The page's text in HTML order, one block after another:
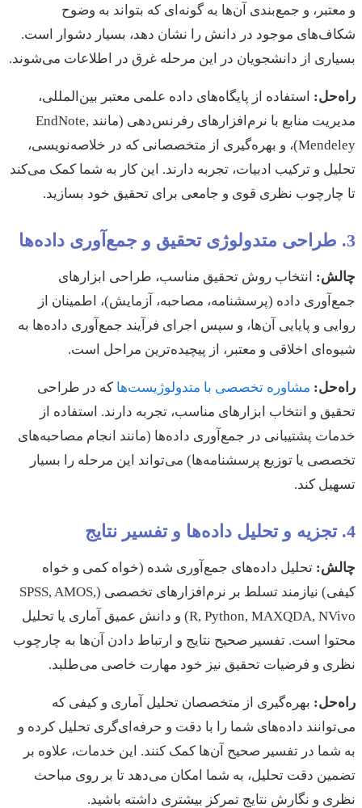
و معتبر، و جمع‌بندی آن‌ها به گونه‌ای که بتواند به وضوح
شکاف‌های موجود در دانش را نشان دهد، بسیار دشوار است.
بسیاری از دانشجویان در این مرحله غرق در اطلاعات می‌شوند.
راه‌حل: استفاده از پایگاه‌های داده علمی معتبر بین‌المللی،
مدیریت منابع با نرم‌افزارهای رفرنس‌دهی (مانند EndNote,
Mendeley)، و بهره‌گیری از متخصصانی که در خلاصه‌نویسی،
تحلیل و ترکیب ادبیات، تجربه دارند. این کار به شما کمک می‌کند
تا چارچوب نظری قوی و جامعی برای تحقیق خود بسازید.
3. طراحی متدولوژی تحقیق و جمع‌آوری داده‌ها
چالش: انتخاب روش تحقیق مناسب، طراحی ابزارهای
جمع‌آوری داده (پرسشنامه، مصاحبه، آزمایش)، اطمینان از
روایی و پایایی آن‌ها، و سپس اجرای فرآیند جمع‌آوری داده‌ها به
شیوه‌ای اخلاقی و معتبر، از پیچیده‌ترین مراحل است.
راه‌حل: مشاوره تخصصی با متدولوژیست‌ها که در طراحی
تحقیق و انتخاب ابزارهای مناسب، تجربه دارند. استفاده از
خدمات پشتیبانی در جمع‌آوری داده‌ها (مانند انجام مصاحبه‌های
تخصصی یا توزیع پرسشنامه‌ها) می‌تواند این مرحله را بسیار
تسهیل کند.
4. تجزیه و تحلیل داده‌ها و تفسیر نتایج
چالش: تحلیل داده‌های جمع‌آوری شده (خواه کمی و خواه
کیفی) نیازمند تسلط بر نرم‌افزارهای تخصصی (SPSS, AMOS,
R, Python, MAXQDA, NVivo) و دانش عمیق آماری یا تحلیل
محتوا است. تفسیر صحیح نتایج و ارتباط دادن آن‌ها به چارچوب
نظری و فرضیات تحقیق نیز خود مهارت خاصی می‌طلبد.
راه‌حل: بهره‌گیری از متخصصان تحلیل آماری و کیفی که
می‌توانند داده‌های شما را با دقت و حرفه‌ای‌گری تحلیل کرده و
به شما در تفسیر صحیح آن‌ها کمک کنند. این خدمات، علاوه بر
تضمین دقت تحلیل، به شما امکان می‌دهد تا بر روی مباحث
نظری و نگارش نتایج تمرکز بیشتری داشته باشید.